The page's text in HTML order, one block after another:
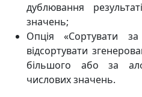
дублювання
значень;
Опція «Сортувати
відсортувати
більшого або за
числових значень.